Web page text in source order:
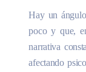
Hay un
poco y que,
narrativa
afectando